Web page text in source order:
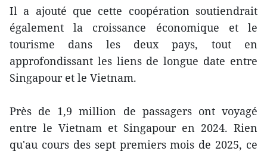
Il a ajouté que cette coopération soutiendrait
également la croissance économique et le
tourisme dans les deux pays, tout en
approfondissant les liens de longue date entre
Singapour et le Vietnam.
Près de 1,9 million de passagers ont voyagé
entre le Vietnam et Singapour en 2024. Rien
qu'au cours des sept premiers mois de 2025, ce